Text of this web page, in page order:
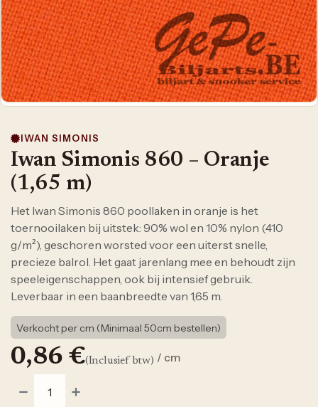
IWAN SIMONIS
Iwan Simonis 860 – Oranje
(1,65 m)
Het Iwan Simonis 860 poollaken in oranje is het
toernooilaken bij uitstek: 90% wol en 10% nylon (410
g/m²), geschoren worsted voor een uiterst snelle,
precieze balrol. Het gaat jarenlang mee en behoudt zijn
speeleigenschappen, ook bij intensief gebruik.
Leverbaar in een baanbreedte van 1,65 m.
Verkocht per cm (Minimaal 50cm bestellen)
0,86 €(Inclusief btw) / cm